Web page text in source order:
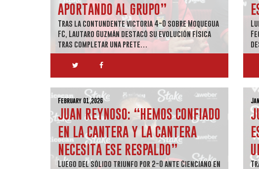
APORTANDO AL GRUPO”
Tras la contundente victoria 4-0 sobre Moquegua
FC, Lautaro Guzmán destacó su evolución física
tras completar una prete…
February 01,2026
JUAN REYNOSO: “HEMOS CONFIADO
EN LA CANTERA Y LA CANTERA
NECESITA ESE RESPALDO”
Luego del sólido triunfo por 2-0 ante Cienciano en